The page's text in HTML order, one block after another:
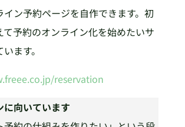
イン予約ページを自作できます。初
て予約のオンライン化を始めたいサ
ます。
reservation
に向いています